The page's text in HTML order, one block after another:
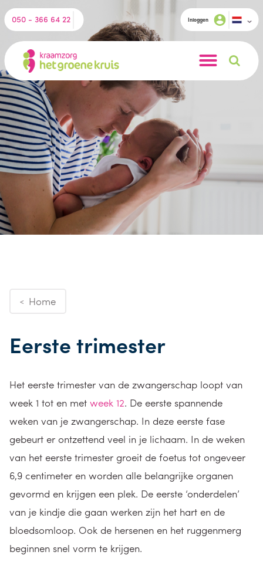
050 - 366 64 22 Inloggen
< Home
Eerste trimester
Het eerste trimester van de zwangerschap loopt van
week 1 tot en met week 12. De eerste spannende
weken van je zwangerschap. In deze eerste fase
gebeurt er ontzettend veel in je lichaam. In de weken
van het eerste trimester groeit de foetus tot ongeveer
6,9 centimeter en worden alle belangrijke organen
gevormd en krijgen een plek. De eerste ‘onderdelen’
van je kindje die gaan werken zijn het hart en de
bloedsomloop. Ook de hersenen en het ruggenmerg
beginnen snel vorm te krijgen.